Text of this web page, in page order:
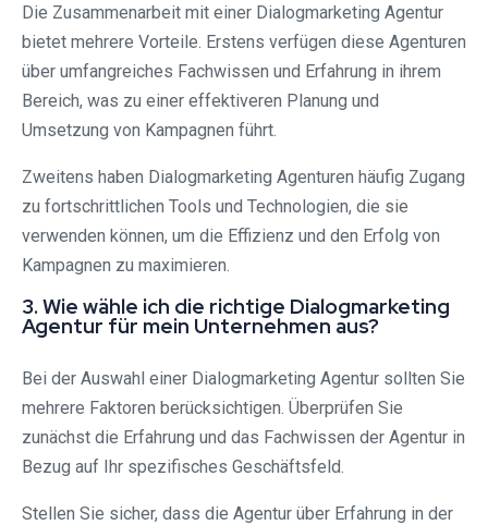
Die Zusammenarbeit mit einer Dialogmarketing Agentur
bietet mehrere Vorteile. Erstens verfügen diese Agenturen
über umfangreiches Fachwissen und Erfahrung in ihrem
Bereich, was zu einer effektiveren Planung und
Umsetzung von Kampagnen führt.
Zweitens haben Dialogmarketing Agenturen häufig Zugang
zu fortschrittlichen Tools und Technologien, die sie
verwenden können, um die Effizienz und den Erfolg von
Kampagnen zu maximieren.
3. Wie wähle ich die richtige Dialogmarketing
Agentur für mein Unternehmen aus?
Bei der Auswahl einer Dialogmarketing Agentur sollten Sie
mehrere Faktoren berücksichtigen. Überprüfen Sie
zunächst die Erfahrung und das Fachwissen der Agentur in
Bezug auf Ihr spezifisches Geschäftsfeld.
Stellen Sie sicher, dass die Agentur über Erfahrung in der